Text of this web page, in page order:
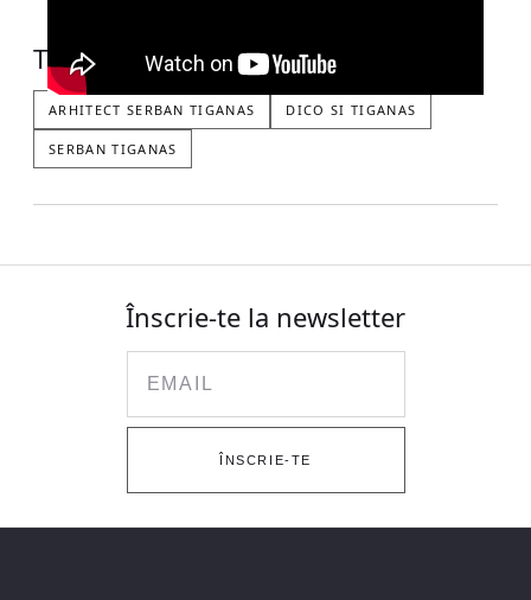
TAG-URI:
ARHITECT SERBAN TIGANAS DICO SI TIGANAS
SERBAN TIGANAS
Înscrie-te la newsletter
ÎNSCRIE-TE